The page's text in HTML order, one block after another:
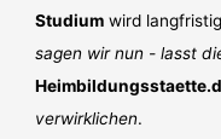
Studium wird
sagen wir nun - lasst
verwirklichen.